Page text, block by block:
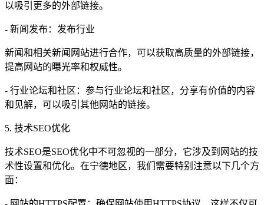
以吸引更多的外部链接。
- 新闻发布：发布行业
新闻和相关新闻网站进行合作，可以获取高质量的外部链接，
提高网站的曝光率和权威性。
- 行业论坛和社区：参与行业论坛和社区，分享有价值的内容
和见解，可以吸引其他网站的链接。
5. 技术SEO优化
技术SEO是SEO优化中不可忽视的一部分，它涉及到网站的技
术性设置和优化。在宁德地区，我们需要特别注意以下几个方
面：